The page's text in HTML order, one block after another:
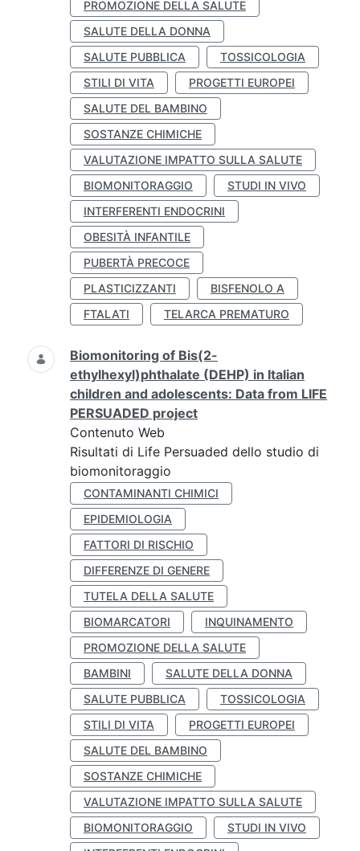
PROMOZIONE DELLA SALUTE
SALUTE DELLA DONNA
SALUTE PUBBLICA
TOSSICOLOGIA
STILI DI VITA
PROGETTI EUROPEI
SALUTE DEL BAMBINO
SOSTANZE CHIMICHE
VALUTAZIONE IMPATTO SULLA SALUTE
BIOMONITORAGGIO
STUDI IN VIVO
INTERFERENTI ENDOCRINI
OBESITÀ INFANTILE
PUBERTÀ PRECOCE
PLASTICIZZANTI
BISFENOLO A
FTALATI
TELARCA PREMATURO
Biomonitoring of Bis(2-
ethylhexyl)phthalate (DEHP) in Italian
children and adolescents: Data from LIFE
PERSUADED project
Contenuto Web
Risultati di Life Persuaded dello studio di
biomonitoraggio
CONTAMINANTI CHIMICI
EPIDEMIOLOGIA
FATTORI DI RISCHIO
DIFFERENZE DI GENERE
TUTELA DELLA SALUTE
BIOMARCATORI
INQUINAMENTO
PROMOZIONE DELLA SALUTE
BAMBINI
SALUTE DELLA DONNA
SALUTE PUBBLICA
TOSSICOLOGIA
STILI DI VITA
PROGETTI EUROPEI
SALUTE DEL BAMBINO
SOSTANZE CHIMICHE
VALUTAZIONE IMPATTO SULLA SALUTE
BIOMONITORAGGIO
STUDI IN VIVO